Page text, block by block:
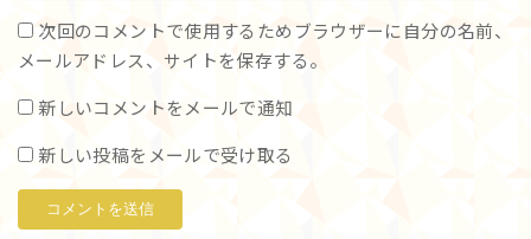
次回のコメントで使用するためブラウザーに自分の名前、
メールアドレス、サイトを保存する。
新しいコメントをメールで通知
新しい投稿をメールで受け取る